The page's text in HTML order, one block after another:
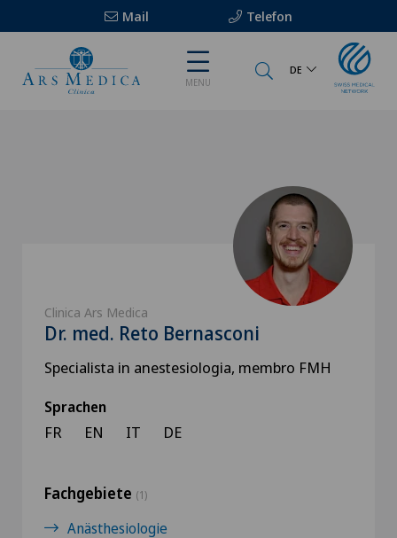
Mail Telefon
MENU
DE
Clinica Ars Medica
Dr. med. Reto Bernasconi
Specialista in anestesiologia, membro FMH
Sprachen
FR EN IT DE
Fachgebiete (1)
Anästhesiologie